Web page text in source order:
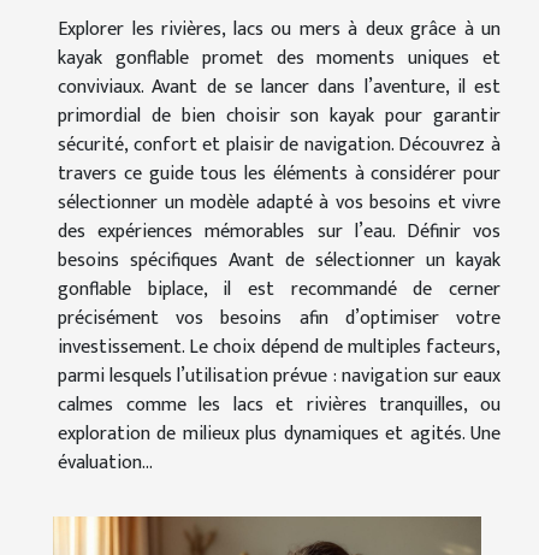
Explorer les rivières, lacs ou mers à deux grâce à un
kayak gonflable promet des moments uniques et
conviviaux. Avant de se lancer dans l’aventure, il est
primordial de bien choisir son kayak pour garantir
sécurité, confort et plaisir de navigation. Découvrez à
travers ce guide tous les éléments à considérer pour
sélectionner un modèle adapté à vos besoins et vivre
des expériences mémorables sur l’eau. Définir vos
besoins spécifiques Avant de sélectionner un kayak
gonflable biplace, il est recommandé de cerner
précisément vos besoins afin d’optimiser votre
investissement. Le choix dépend de multiples facteurs,
parmi lesquels l’utilisation prévue : navigation sur eaux
calmes comme les lacs et rivières tranquilles, ou
exploration de milieux plus dynamiques et agités. Une
évaluation...